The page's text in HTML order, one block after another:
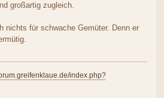
großartig zugleich.
nichts für schwache Gemüter. Denn er
index.php?